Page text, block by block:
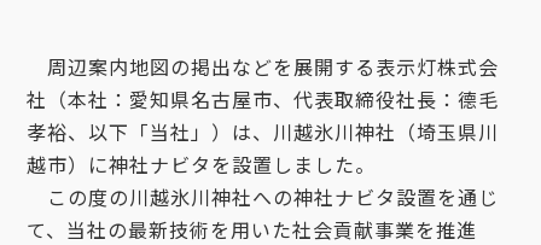
周辺案内地図の掲出などを展開する表示灯株式会
社（本社：愛知県名古屋市、代表取締役社長：德毛
孝裕、以下「当社」）は、川越氷川神社（埼玉県川
越市）に神社ナビタを設置しました。
この度の川越氷川神社への神社ナビタ設置を通じ
て、当社の最新技術を用いた社会貢献事業を推進